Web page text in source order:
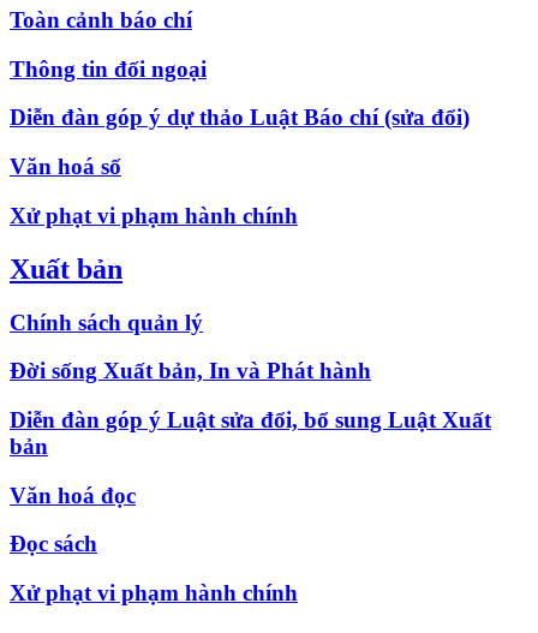
Toàn cảnh báo chí
Thông tin đối ngoại
Diễn đàn góp ý dự thảo Luật Báo chí (sửa đổi)
Văn hoá số
Xử phạt vi phạm hành chính
Xuất bản
Chính sách quản lý
Đời sống Xuất bản, In và Phát hành
Diễn đàn góp ý Luật sửa đổi, bổ sung Luật Xuất
bản
Văn hoá đọc
Đọc sách
Xử phạt vi phạm hành chính